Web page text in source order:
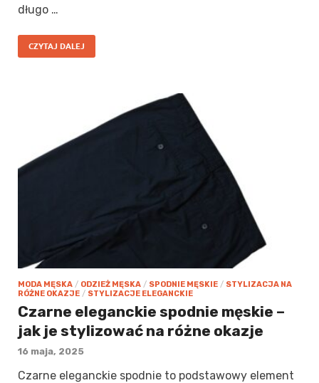
długo …
CZYTAJ DALEJ
MODA MĘSKA / ODZIEŻ MĘSKA / SPODNIE MĘSKIE / STYLIZACJA NA
RÓŻNE OKAZJE / STYLIZACJE ELEGANCKIE
Czarne eleganckie spodnie męskie –
jak je stylizować na różne okazje
16 maja, 2025
Czarne eleganckie spodnie to podstawowy element